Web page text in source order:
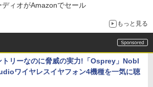
ィオがAmazonでセール
もっと見る
トリーなのに脅威の実力!「Osprey」Nobl
ワイヤレスイヤフォン4機種を一気に聴